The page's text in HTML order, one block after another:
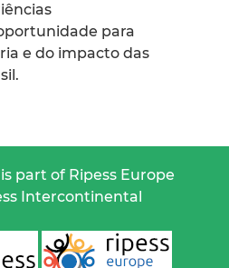
para
e do impacto das
part of Ripess Europe
Intercontinental